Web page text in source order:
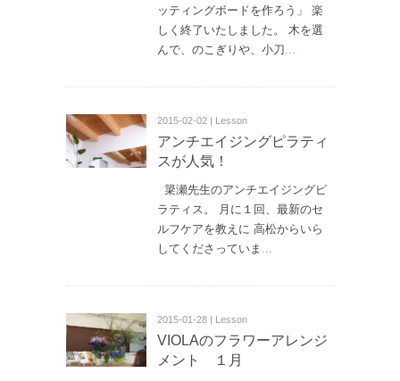
ッティングボードを作ろう」 楽
しく終了いたしました。 木を選
んで、のこぎりや、小刀...
2015-02-02 | Lesson
アンチエイジングピラティ
スが人気！
簗瀬先生のアンチエイジングピ
ラティス。 月に１回、最新のセ
ルフケアを教えに 高松からいら
してくださっていま ...
2015-01-28 | Lesson
VIOLAのフラワーアレンジ
メント １月